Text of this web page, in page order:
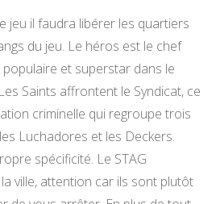
jeu il faudra libérer les quartiers
du jeu. Le héros est le chef
et superstar dans le
Saints affrontent le Syndicat, ce
criminelle qui regroupe trois
Luchadores et les Deckers.
spécificité. Le STAG
ville, attention car ils sont plutôt